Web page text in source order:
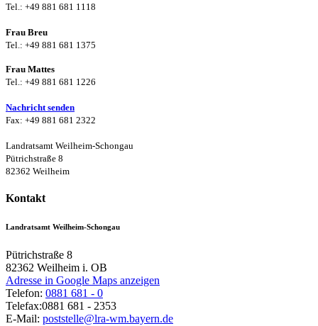
Tel.: +49 881 681 1118
Frau Breu
Tel.: +49 881 681 1375
Frau Mattes
Tel.: +49 881 681 1226
Nachricht senden
Fax: +49 881 681 2322
Landratsamt Weilheim-Schongau
Pütrichstraße 8
82362 Weilheim
Kontakt
Landratsamt Weilheim-Schongau
Pütrichstraße 8
82362 Weilheim i. OB
Adresse in Google Maps anzeigen
Telefon: 0881 681 - 0
Telefax:0881 681 - 2353
E-Mail: poststelle@lra-wm.bayern.de